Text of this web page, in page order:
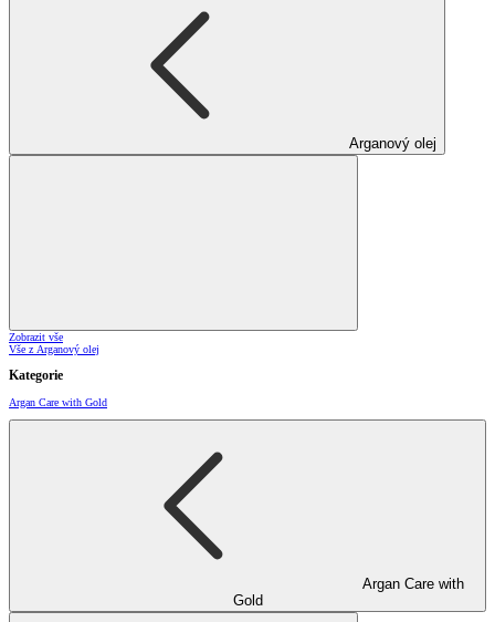
Arganový olej
Zobrazit vše
Vše z Arganový olej
Kategorie
Argan Care with Gold
Argan Care with
Gold